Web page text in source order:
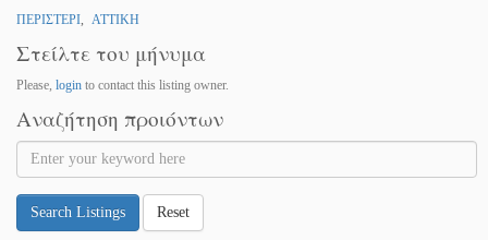
ΠΕΡΙΣΤΕΡΙ, ΑΤΤΙΚΗ
Στείλτε του μήνυμα
Please, login to contact this listing owner.
Αναζήτηση προιόντων
Search Listings Reset